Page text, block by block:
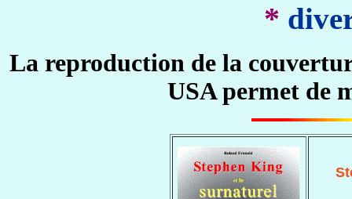
*
La reproduction de la
USA permet de